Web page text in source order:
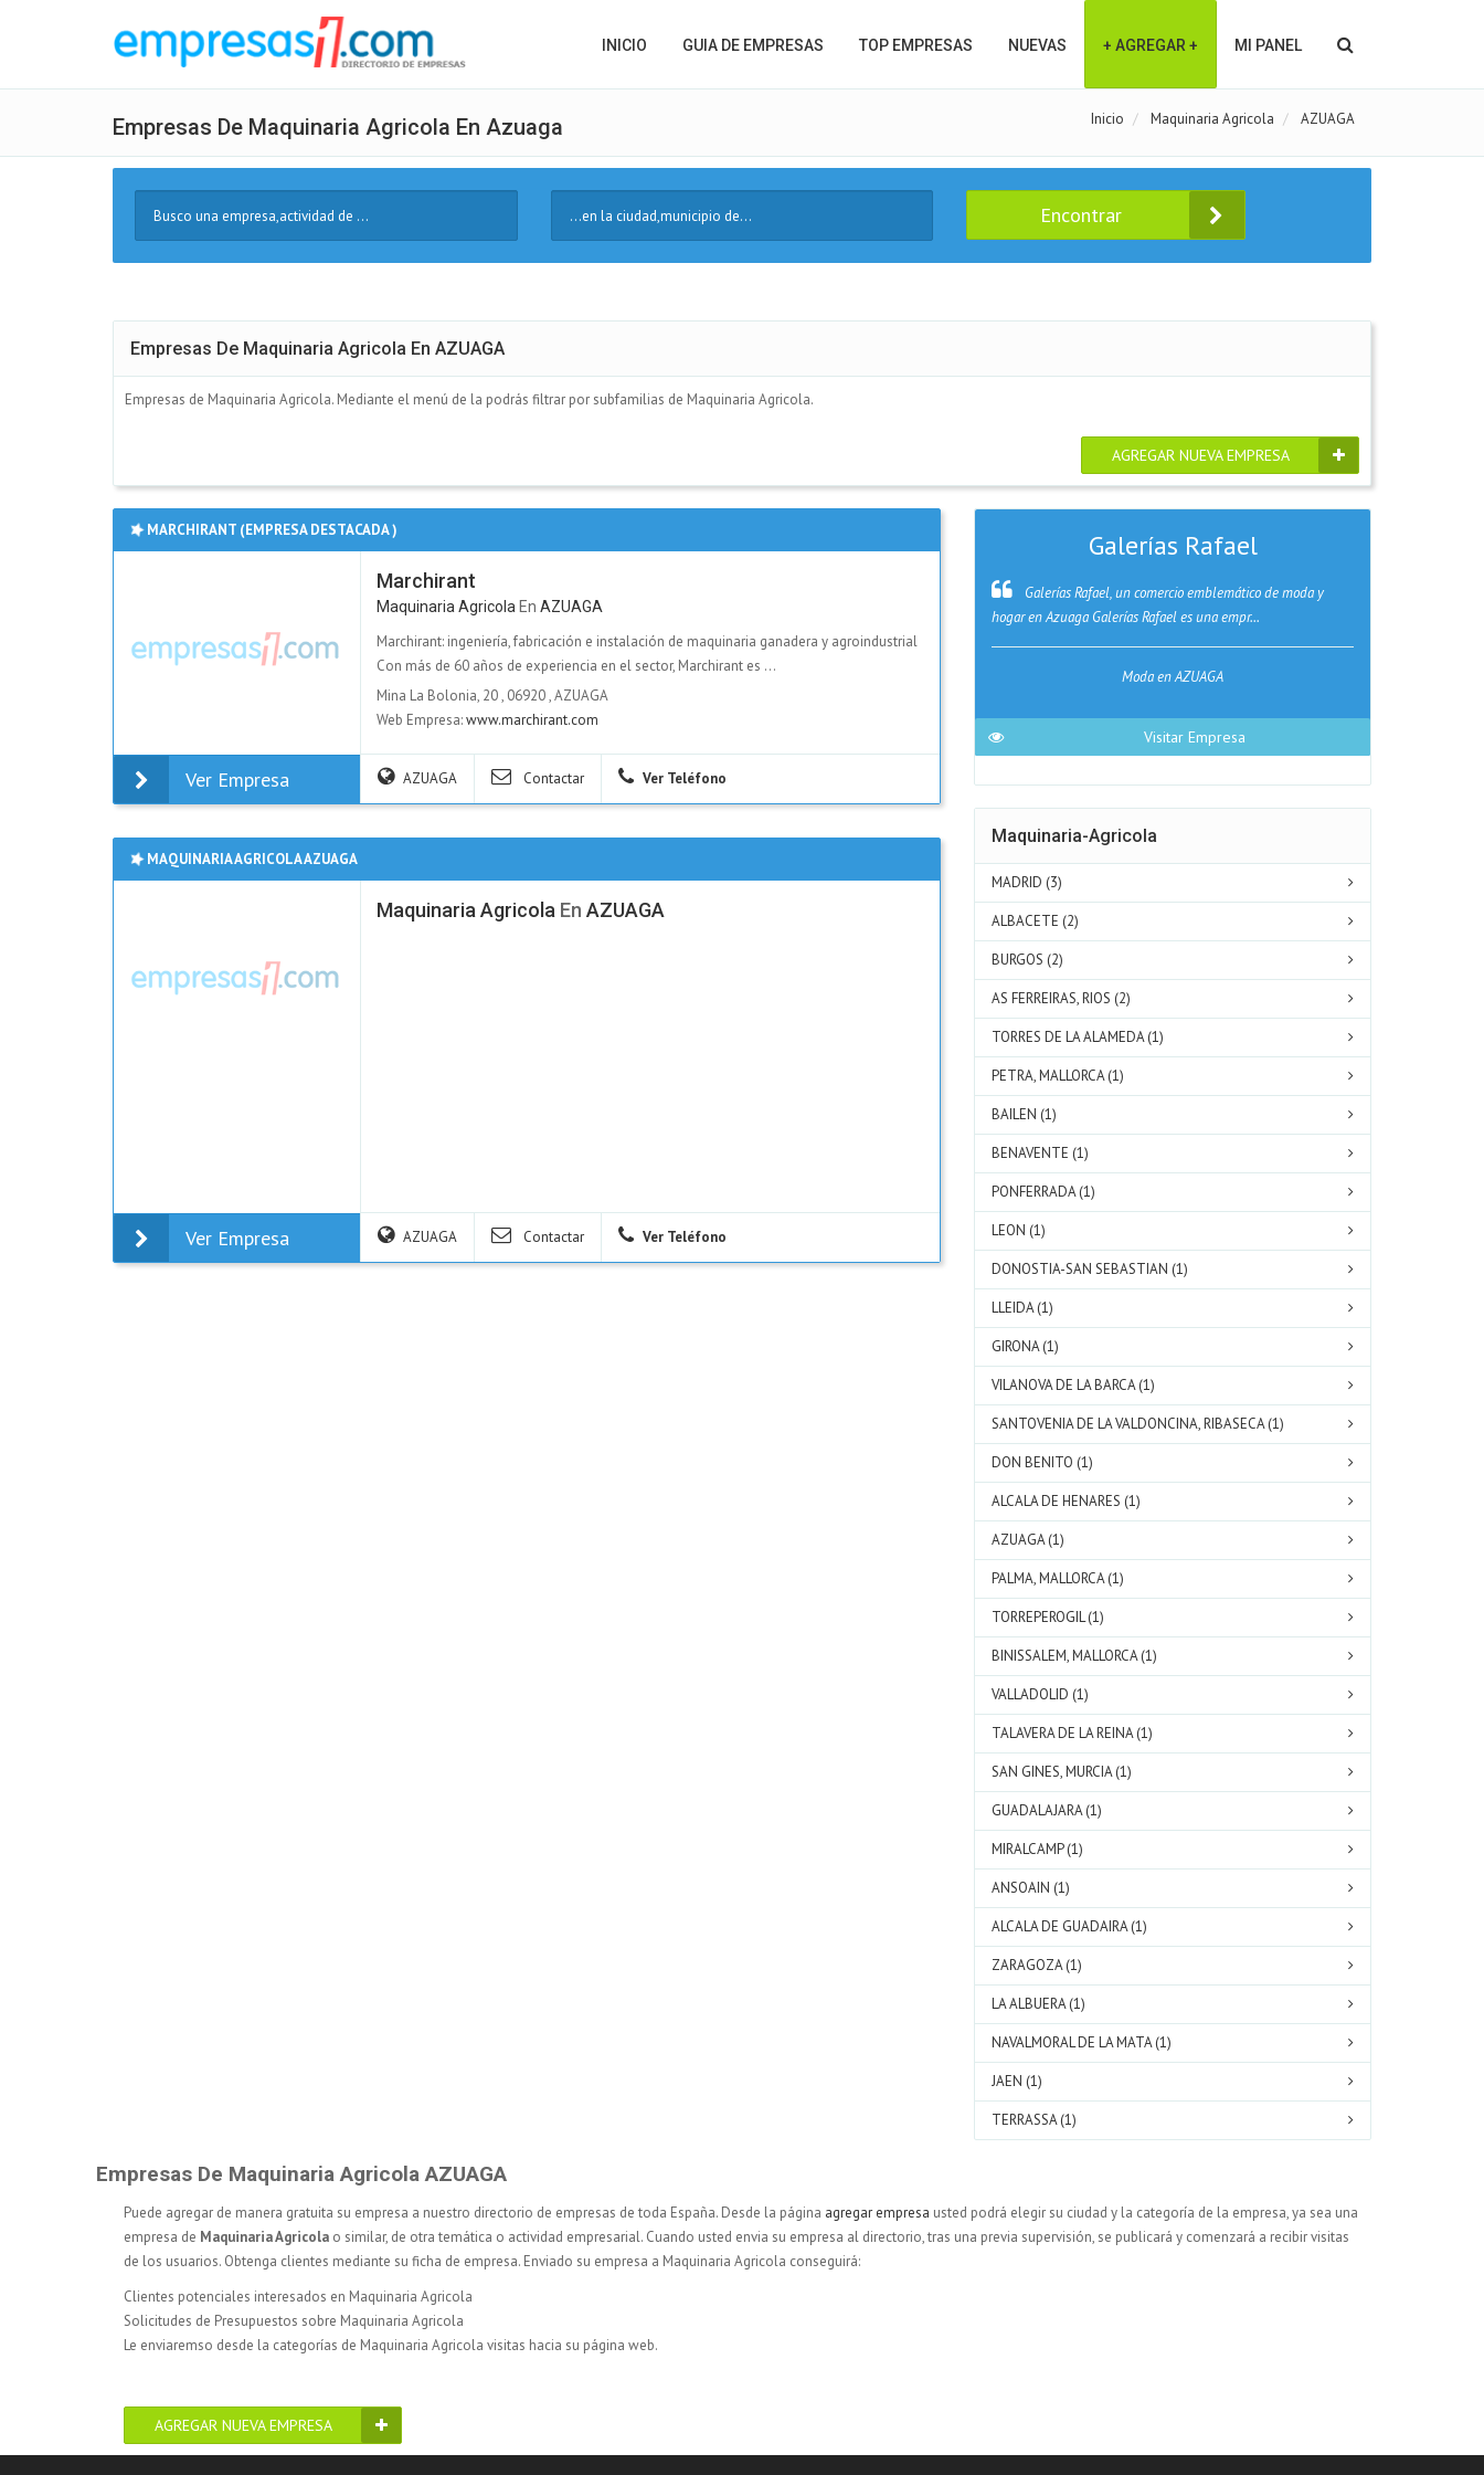
INICIO GUIA DE EMPRESAS TOP EMPRESAS NUEVAS + AGREGAR + MI PANEL
Empresas De Maquinaria Agricola En Azuaga Inicio Maquinaria Agricola AZUAGA
Texto
Encontrar
Empresas De Maquinaria Agricola En AZUAGA
Empresas de Maquinaria Agricola. Mediante el menú de la podrás filtrar por subfamilias de Maquinaria Agricola.
AGREGAR NUEVA EMPRESA
MARCHIRANT (EMPRESA DESTACADA )
Ver Empresa
Marchirant
Maquinaria Agricola En AZUAGA
Marchirant: ingeniería, fabricación e instalación de maquinaria ganadera y agroindustrial
Con más de 60 años de experiencia en el sector, Marchirant es ...
Mina La Bolonia, 20, 06920,AZUAGA
Web Empresa:www.marchirant.com
AZUAGA Contactar Ver Teléfono
MAQUINARIA AGRICOLA AZUAGA
Ver Empresa
Maquinaria Agricola En AZUAGA
AZUAGA Contactar Ver Teléfono
Galerías Rafael
Galerías Rafael, un comercio emblemático de moda y
hogar en Azuaga Galerías Rafael es una empr...
Moda en AZUAGA
Visitar Empresa
Maquinaria-Agricola
MADRID (3)
ALBACETE (2)
BURGOS (2)
AS FERREIRAS, RIOS (2)
TORRES DE LA ALAMEDA (1)
PETRA, MALLORCA (1)
BAILEN (1)
BENAVENTE (1)
PONFERRADA (1)
LEON (1)
DONOSTIA-SAN SEBASTIAN (1)
LLEIDA (1)
GIRONA (1)
VILANOVA DE LA BARCA (1)
SANTOVENIA DE LA VALDONCINA, RIBASECA (1)
DON BENITO (1)
ALCALA DE HENARES (1)
AZUAGA (1)
PALMA, MALLORCA (1)
TORREPEROGIL (1)
BINISSALEM, MALLORCA (1)
VALLADOLID (1)
TALAVERA DE LA REINA (1)
SAN GINES, MURCIA (1)
GUADALAJARA (1)
MIRALCAMP (1)
ANSOAIN (1)
ALCALA DE GUADAIRA (1)
ZARAGOZA (1)
LA ALBUERA (1)
NAVALMORAL DE LA MATA (1)
JAEN (1)
TERRASSA (1)
Empresas De Maquinaria Agricola AZUAGA
Puede agregar de manera gratuita su empresa a nuestro directorio de empresas de toda España. Desde la página agregar empresa usted podrá elegir su ciudad y la categoría de la empresa, ya sea una
empresa de Maquinaria Agricola o similar, de otra temática o actividad empresarial. Cuando usted envia su empresa al directorio, tras una previa supervisión, se publicará y comenzará a recibir visitas
de los usuarios. Obtenga clientes mediante su ficha de empresa. Enviado su empresa a Maquinaria Agricola conseguirá:
Clientes potenciales interesados en Maquinaria Agricola
Solicitudes de Presupuestos sobre Maquinaria Agricola
Le enviaremso desde la categorías de Maquinaria Agricola visitas hacia su página web.
AGREGAR NUEVA EMPRESA